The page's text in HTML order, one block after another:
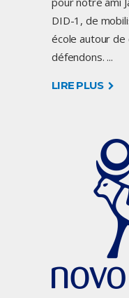
DID-1, de
école autour de
défendons.
LIRE PLUS